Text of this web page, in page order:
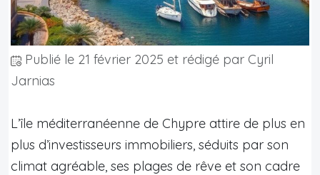
Publié le 21 février 2025 et rédigé par Cyril
Jarnias
L’île méditerranéenne de Chypre attire de plus en
plus d’investisseurs immobiliers, séduits par son
climat agréable, ses plages de rêve et son cadre